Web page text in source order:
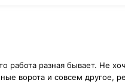
работа разная бывает. Не
ворота и совсем другое,